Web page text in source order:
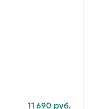
11 690 руб.